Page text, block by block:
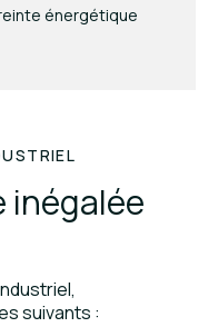
énergétique
inégalée
suivants :